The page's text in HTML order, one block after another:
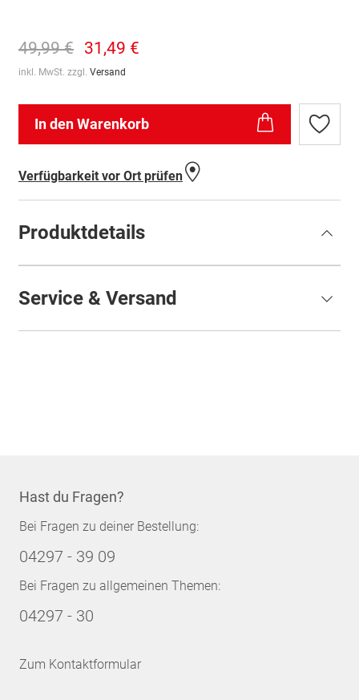
49,99 € 31,49 €
inkl. MwSt. zzgl. Versand
In den Warenkorb
Zur
Verfügbarkeit vor Ort prüfen
Produktdetails
Service & Versand
Hast du Fragen?
Bei Fragen zu deiner Bestellung:
04297 - 39 09
Bei Fragen zu allgemeinen Themen:
04297 - 30
Zum Kontaktformular